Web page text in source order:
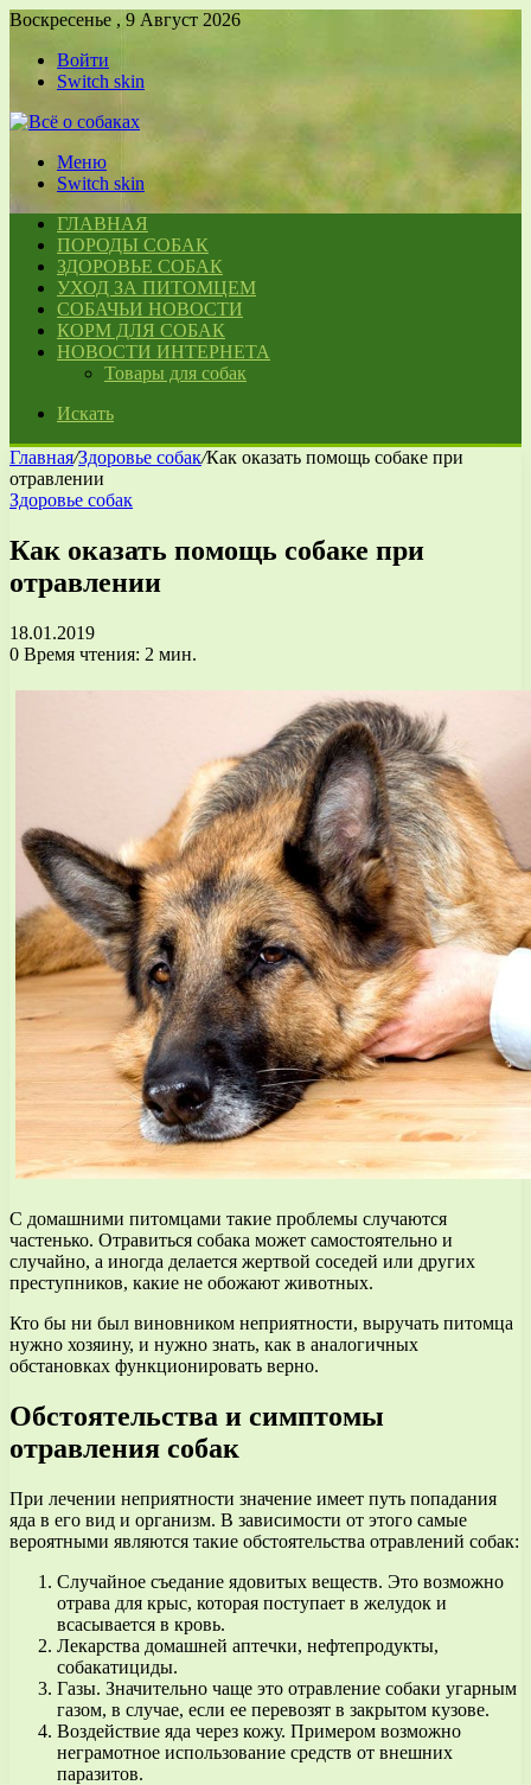
Воскресенье , 9 Август 2026
Войти
Switch skin
Меню
Switch skin
ГЛАВНАЯ
ПОРОДЫ СОБАК
ЗДОРОВЬЕ СОБАК
УХОД ЗА ПИТОМЦЕМ
СОБАЧЬИ НОВОСТИ
КОРМ ДЛЯ СОБАК
НОВОСТИ ИНТЕРНЕТА
Товары для собак
Искать
Главная/Здоровье собак/Как оказать помощь собаке при
отравлении
Здоровье собак
Как оказать помощь собаке при
отравлении
18.01.2019
0 Время чтения: 2 мин.
С домашними питомцами такие проблемы случаются
частенько. Отравиться собака может самостоятельно и
случайно, а иногда делается жертвой соседей или других
преступников, какие не обожают животных.
Кто бы ни был виновником неприятности, выручать питомца
нужно хозяину, и нужно знать, как в аналогичных
обстановках функционировать верно.
Обстоятельства и симптомы
отравления собак
При лечении неприятности значение имеет путь попадания
яда в его вид и организм. В зависимости от этого самые
вероятными являются такие обстоятельства отравлений собак:
Случайное съедание ядовитых веществ. Это возможно
отрава для крыс, которая поступает в желудок и
всасывается в кровь.
Лекарства домашней аптечки, нефтепродукты,
собакатициды.
Газы. Значительно чаще это отравление собаки угарным
газом, в случае, если ее перевозят в закрытом кузове.
Воздействие яда через кожу. Примером возможно
неграмотное использование средств от внешних
паразитов.